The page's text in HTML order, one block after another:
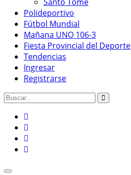
Polideportivo
Fútbol Mundial
Mañana UNO 106-3
Fiesta Provincial del Deporte
Tendencias
Ingresar
Registrarse